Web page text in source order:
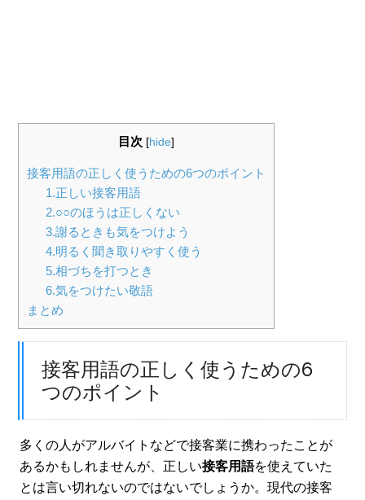
目次 [hide]
接客用語の正しく使うための6つのポイント
1.正しい接客用語
2.○○のほうは正しくない
3.謝るときも気をつけよう
4.明るく聞き取りやすく使う
5.相づちを打つとき
6.気をつけたい敬語
まとめ
接客用語の正しく使うための6
つのポイント
多くの人がアルバイトなどで接客業に携わったことが
あるかもしれませんが、正しい接客用語を使えていた
とは言い切れないのではないでしょうか。現代の接客